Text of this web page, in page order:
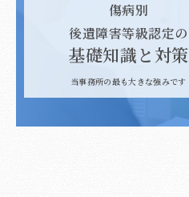
傷病別
後遺障害等級認定の
基礎知識と対策
当事務所の最も大きな強みです